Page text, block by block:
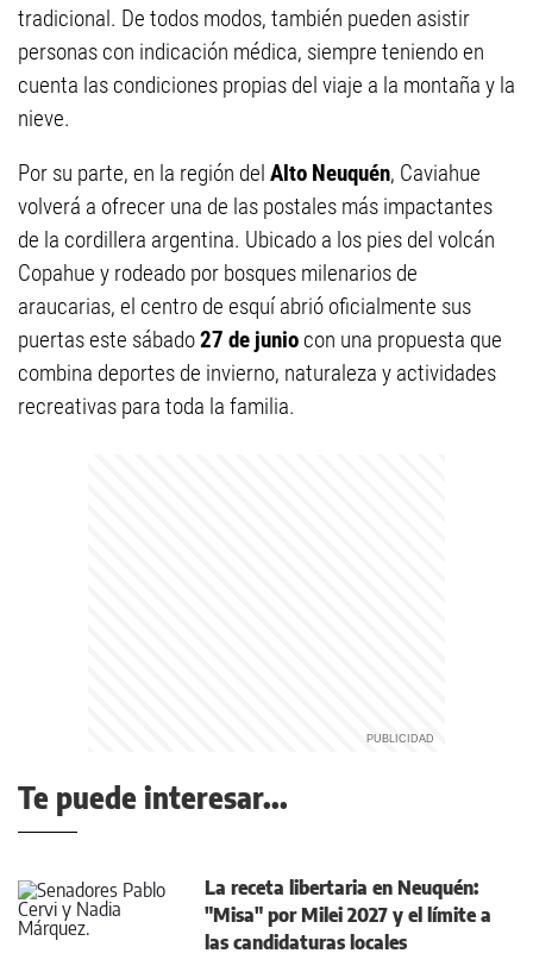
tradicional. De todos modos, también pueden asistir
personas con indicación médica, siempre teniendo en
cuenta las condiciones propias del viaje a la montaña y la
nieve.
Por su parte, en la región del Alto Neuquén, Caviahue
volverá a ofrecer una de las postales más impactantes
de la cordillera argentina. Ubicado a los pies del volcán
Copahue y rodeado por bosques milenarios de
araucarias, el centro de esquí abrió oficialmente sus
puertas este sábado27 de junio con una propuesta que
combina deportes de invierno, naturaleza y actividades
recreativas para toda la familia.
Te puede interesar...
La receta libertaria en Neuquén:
"Misa" por Milei 2027 y el límite a
las candidaturas locales